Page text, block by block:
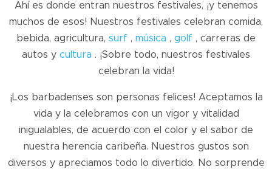
Ahí es donde entran nuestros festivales, ¡y tenemos
muchos de esos! Nuestros festivales celebran comida,
bebida, agricultura, surf , música , golf , carreras de
autos y cultura . ¡Sobre todo, nuestros festivales
celebran la vida!
¡Los barbadenses son personas felices! Aceptamos la
vida y la celebramos con un vigor y vitalidad
inigualables, de acuerdo con el color y el sabor de
nuestra herencia caribeña. Nuestros gustos son
diversos y apreciamos todo lo divertido. No sorprende